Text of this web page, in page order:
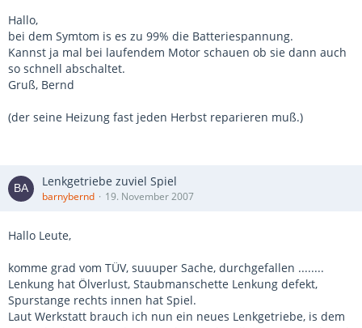
zweitens: Du kannst ja mal die Spannung an der zweiten
Batterie messen
während die Heizung läuft. Ich glaube bei um die 10Volt
geht die Heizung
Hallo,
bei dem Symtom is es zu 99% die Batteriespannung.
Kannst ja mal bei laufendem Motor schauen ob sie dann auch
so schnell abschaltet.
Gruß, Bernd
(der seine Heizung fast jeden Herbst reparieren muß.)
Lenkgetriebe zuviel Spiel
barnybernd 19. November 2007
Hallo Leute,
komme grad vom TÜV, suuuper Sache, durchgefallen ........
Lenkung hat Ölverlust, Staubmanschette Lenkung defekt,
Spurstange rechts innen hat Spiel.
Laut Werkstatt brauch ich nun ein neues Lenkgetriebe, is dem